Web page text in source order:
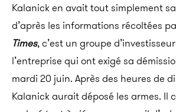
Kalanick en avait tout simplement
d’après les informations récoltées
Times, c’est un groupe
l’entreprise qui ont exigé sa
mardi 20 juin. Après des heures de
Kalanick aurait déposé les armes. Il